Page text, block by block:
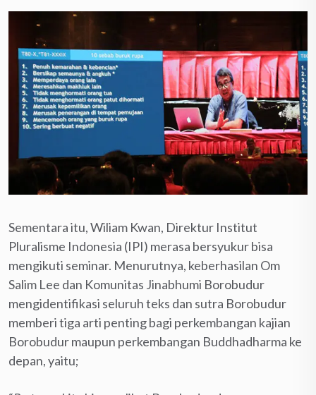
Sementara itu, Wiliam Kwan, Direktur Institut
Pluralisme Indonesia (IPI) merasa bersyukur bisa
mengikuti seminar. Menurutnya, keberhasilan Om
Salim Lee dan Komunitas Jinabhumi Borobudur
mengidentifikasi seluruh teks dan sutra Borobudur
memberi tiga arti penting bagi perkembangan kajian
Borobudur maupun perkembangan Buddhadharma ke
depan, yaitu;